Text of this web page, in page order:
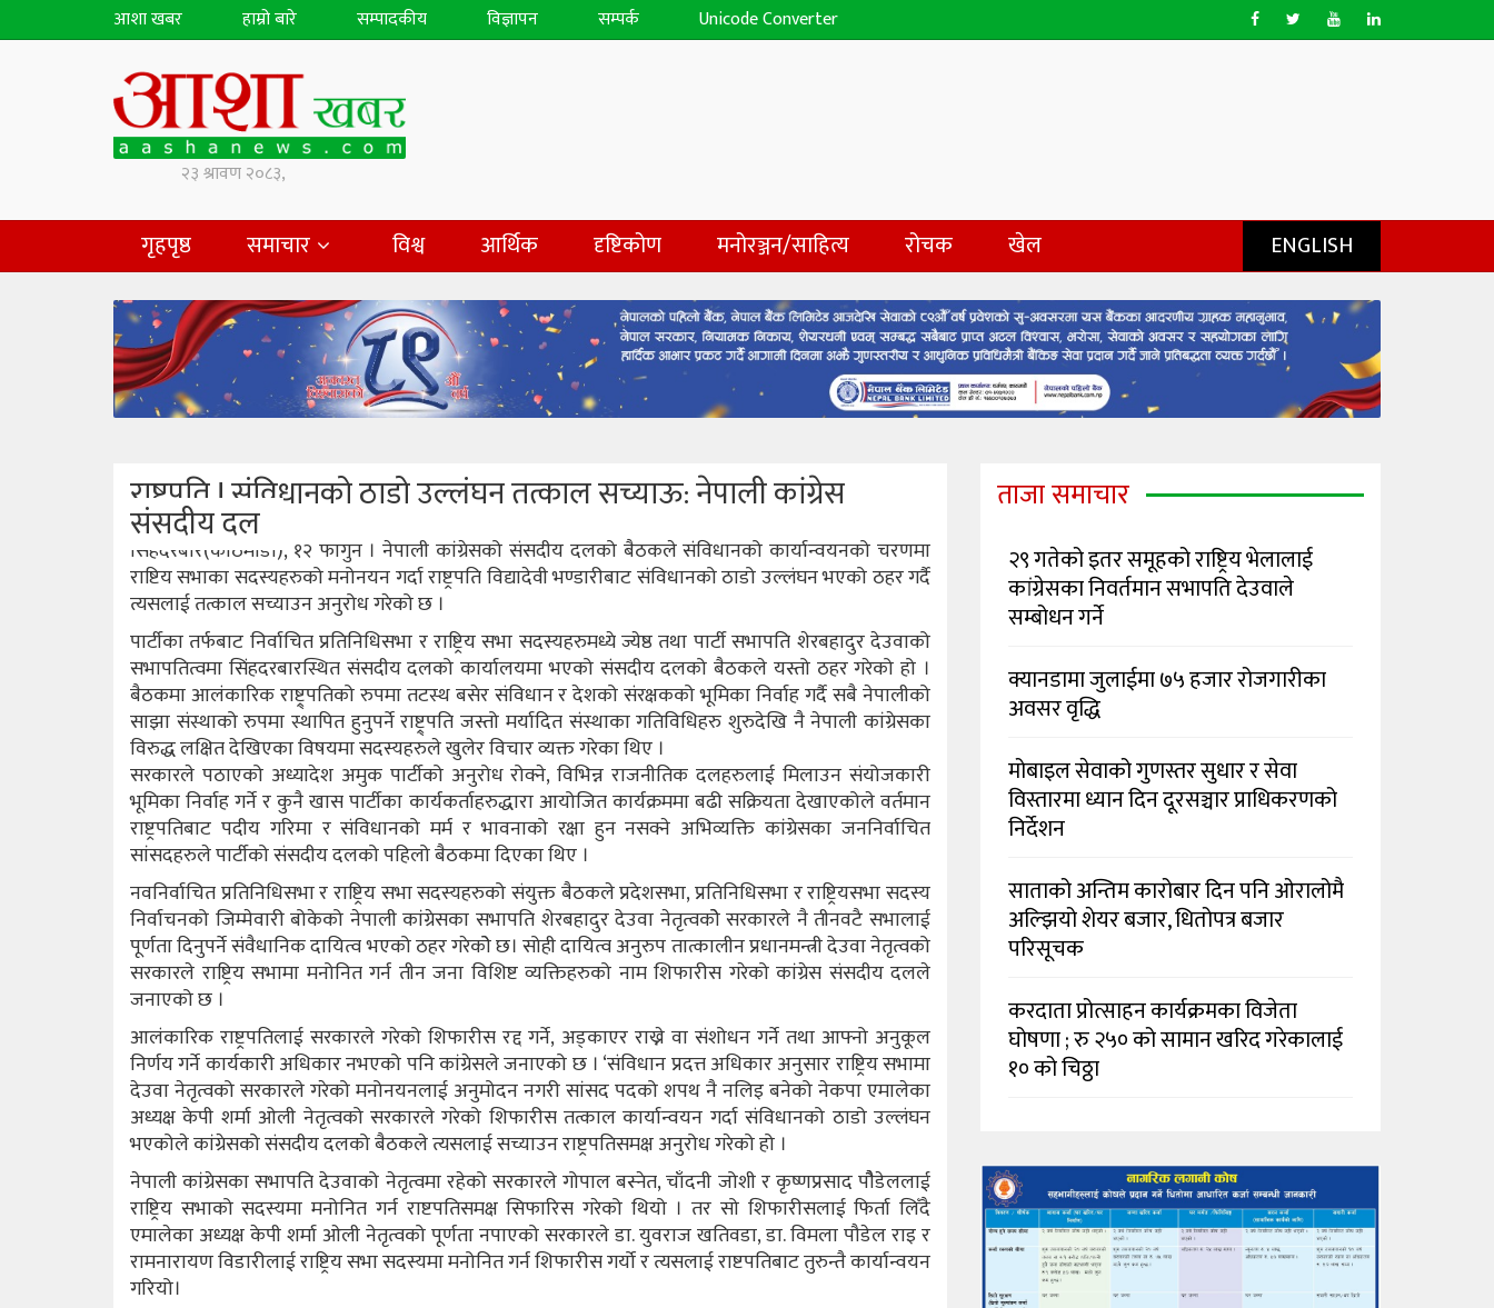
आशा खबर हाम्रो बारे सम्पादकीय विज्ञापन सम्पर्क Unicode Converter
गृहपृष्ठ समाचार विश्व आर्थिक दृष्टिकोण मनोरञ्जन/साहित्य रोचक खेल ENGLISH
राष्ट्रपति ! संविधानको ठाडो उल्लंघन तत्काल सच्याऊ: नेपाली कांग्रेस
संसदीय दल
सिंहदरबार(काठमाडौं), १२ फागुन । नेपाली कांग्रेसको संसदीय दलको बैठकले संविधानको कार्यान्वयनको चरणमा
राष्टिय सभाका सदस्यहरुको मनोनयन गर्दा राष्ट्रपति विद्यादेवी भण्डारीबाट संविधानको ठाडो उल्लंघन भएको ठहर गर्दै
त्यसलाई तत्काल सच्याउन अनुरोध गरेको छ ।
पार्टीका तर्फबाट निर्वाचित प्रतिनिधिसभा र राष्ट्रिय सभा सदस्यहरुमध्ये ज्येष्ठ तथा पार्टी सभापति शेरबहादुर देउवाको
सभापतित्वमा सिंहदरबारस्थित संसदीय दलको कार्यालयमा भएको संसदीय दलको बैठकले यस्तो ठहर गरेको हो ।
बैठकमा आलंकारिक राष्ट्र्पतिको रुपमा तटस्थ बसेर संविधान र देशको संरक्षकको भूमिका निर्वाह गर्दै सबै नेपालीको
साझा संस्थाको रुपमा स्थापित हुनुपर्ने राष्ट्र्पति जस्तो मर्यादित संस्थाका गतिविधिहरु शुरुदेखि नै नेपाली कांग्रेसका
विरुद्ध लक्षित देखिएका विषयमा सदस्यहरुले खुलेर विचार व्यक्त गरेका थिए ।
सरकारले पठाएको अध्यादेश अमुक पार्टीको अनुरोध रोक्ने, विभिन्न राजनीतिक दलहरुलाई मिलाउन संयोजकारी
भूमिका निर्वाह गर्ने र कुनै खास पार्टीका कार्यकर्ताहरुद्धारा आयोजित कार्यक्रममा बढी सक्रियता देखाएकोले वर्तमान
राष्ट्रपतिबाट पदीय गरिमा र संविधानको मर्म र भावनाको रक्षा हुन नसक्ने अभिव्यक्ति कांग्रेसका जननिर्वाचित
सांसदहरुले पार्टीको संसदीय दलको पहिलो बैठकमा दिएका थिए ।
नवनिर्वाचित प्रतिनिधिसभा र राष्ट्रिय सभा सदस्यहरुको संयुक्त बैठकले प्रदेशसभा, प्रतिनिधिसभा र राष्ट्रियसभा सदस्य
निर्वाचनको जिम्मेवारी बोकेको नेपाली कांग्रेसका सभापति शेरबहादुर देउवा नेतृत्वकोे सरकारले नै तीनवटै सभालाई
पूर्णता दिनुपर्ने संवैधानिक दायित्व भएको ठहर गरेकोे छ। सोही दायित्व अनुरुप तात्कालीन प्रधानमन्त्री देउवा नेतृत्वको
सरकारले राष्ट्रिय सभामा मनोनित गर्न तीन जना विशिष्ट व्यक्तिहरुको नाम शिफारीस गरेको कांग्रेस संसदीय दलले
जनाएको छ ।
आलंकारिक राष्ट्रपतिलाई सरकारले गरेको शिफारीस रद्द गर्ने, अड्काएर राख्ने वा संशोधन गर्ने तथा आफ्नो अनुकूल
निर्णय गर्ने कार्यकारी अधिकार नभएको पनि कांग्रेसले जनाएको छ । ‘संविधान प्रदत्त अधिकार अनुसार राष्ट्रिय सभामा
देउवा नेतृत्वको सरकारले गरेको मनोनयनलाई अनुमोदन नगरी सांसद पदको शपथ नै नलिइ बनेको नेकपा एमालेका
अध्यक्ष केपी शर्मा ओली नेतृत्वको सरकारले गरेको शिफारीस तत्काल कार्यान्वयन गर्दा संविधानको ठाडो उल्लंघन
भएकोले कांग्रेसको संसदीय दलको बैठकले त्यसलाई सच्याउन राष्ट्रपतिसमक्ष अनुरोध गरेको हो ।
नेपाली कांग्रेसका सभापति देउवाको नेतृत्वमा रहेको सरकारले गोपाल बस्नेत, चाँदनी जोशी र कृष्णप्रसाद पौैडेललाई
राष्ट्रिय सभाको सदस्यमा मनोनित गर्न राष्टपतिसमक्ष सिफारिस गरेको थियो । तर सो शिफारीसलाई फिर्ता लिँदै
एमालेका अध्यक्ष केपी शर्मा ओली नेतृत्वको पूर्णता नपाएको सरकारले डा. युवराज खतिवडा, डा. विमला पौडेल राइ र
रामनारायण विडारीलाई राष्ट्रिय सभा सदस्यमा मनोनित गर्न शिफारीस गर्यो र त्यसलाई राष्टपतिबाट तुरुन्तै कार्यान्वयन
गरियो।
ताजा समाचार
२९ गतेको इतर समूहको राष्ट्रिय भेलालाई
कांग्रेसका निवर्तमान सभापति देउवाले
सम्बोधन गर्ने
क्यानडामा जुलाईमा ७५ हजार रोजगारीका
अवसर वृद्धि
मोबाइल सेवाको गुणस्तर सुधार र सेवा
विस्तारमा ध्यान दिन दूरसञ्चार प्राधिकरणको
निर्देशन
साताको अन्तिम कारोबार दिन पनि ओरालोमै
अल्झियो शेयर बजार, धितोपत्र बजार
परिसूचक
करदाता प्रोत्साहन कार्यक्रमका विजेता
घोषणा ; रु २५० को सामान खरिद गरेकालाई
१० को चिठ्ठा